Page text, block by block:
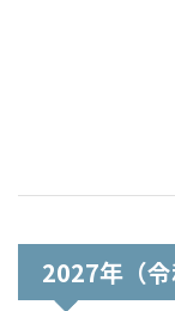
2027年（